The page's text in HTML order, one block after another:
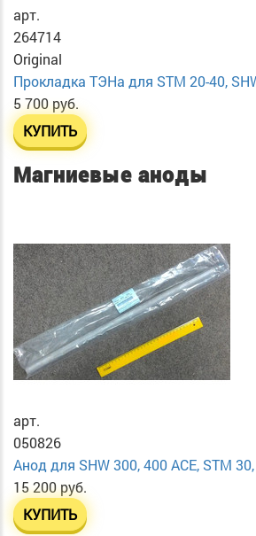
арт.
264714
Original
Прокладка ТЭНа для STM 20-40,
5 700 руб.
КУПИТЬ
Магниевые аноды
арт.
050826
Анод для SHW 300, 400 ACE, STM
15 200 руб.
КУПИТЬ